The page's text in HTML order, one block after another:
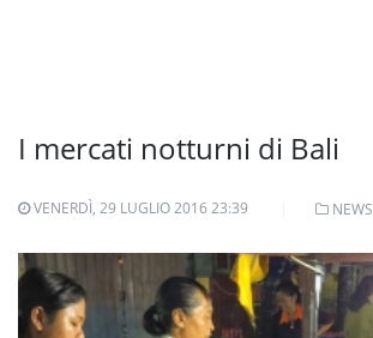
I mercati notturni di Bali
VENERDÌ, 29 LUGLIO 2016 23:39 NEWS